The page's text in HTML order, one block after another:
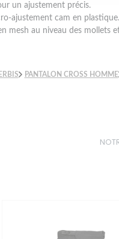
un ajustement précis.
ajustement cam en plastique.
mesh au niveau des mollets
PANTALON CROSS HOMME